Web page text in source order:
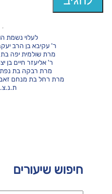
חיפוש שיעורים
לעלוי נשמת
ר' עקיבא בן הרב
מרת שולמית יפה
ר' אליעזר חיים בן
מרת רבקה בת
מרת רחל בת מנחם זאב